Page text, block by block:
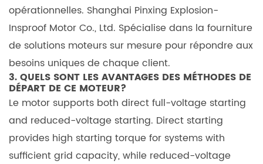
opérationnelles. Shanghai Pinxing Explosion-
Insproof Motor Co., Ltd. Spécialise dans la fourniture
de solutions moteurs sur mesure pour répondre aux
besoins uniques de chaque client.
3. QUELS SONT LES AVANTAGES DES MÉTHODES DE
DÉPART DE CE MOTEUR?
Le motor supports both direct full-voltage starting
and reduced-voltage starting. Direct starting
provides high starting torque for systems with
sufficient grid capacity, while reduced-voltage